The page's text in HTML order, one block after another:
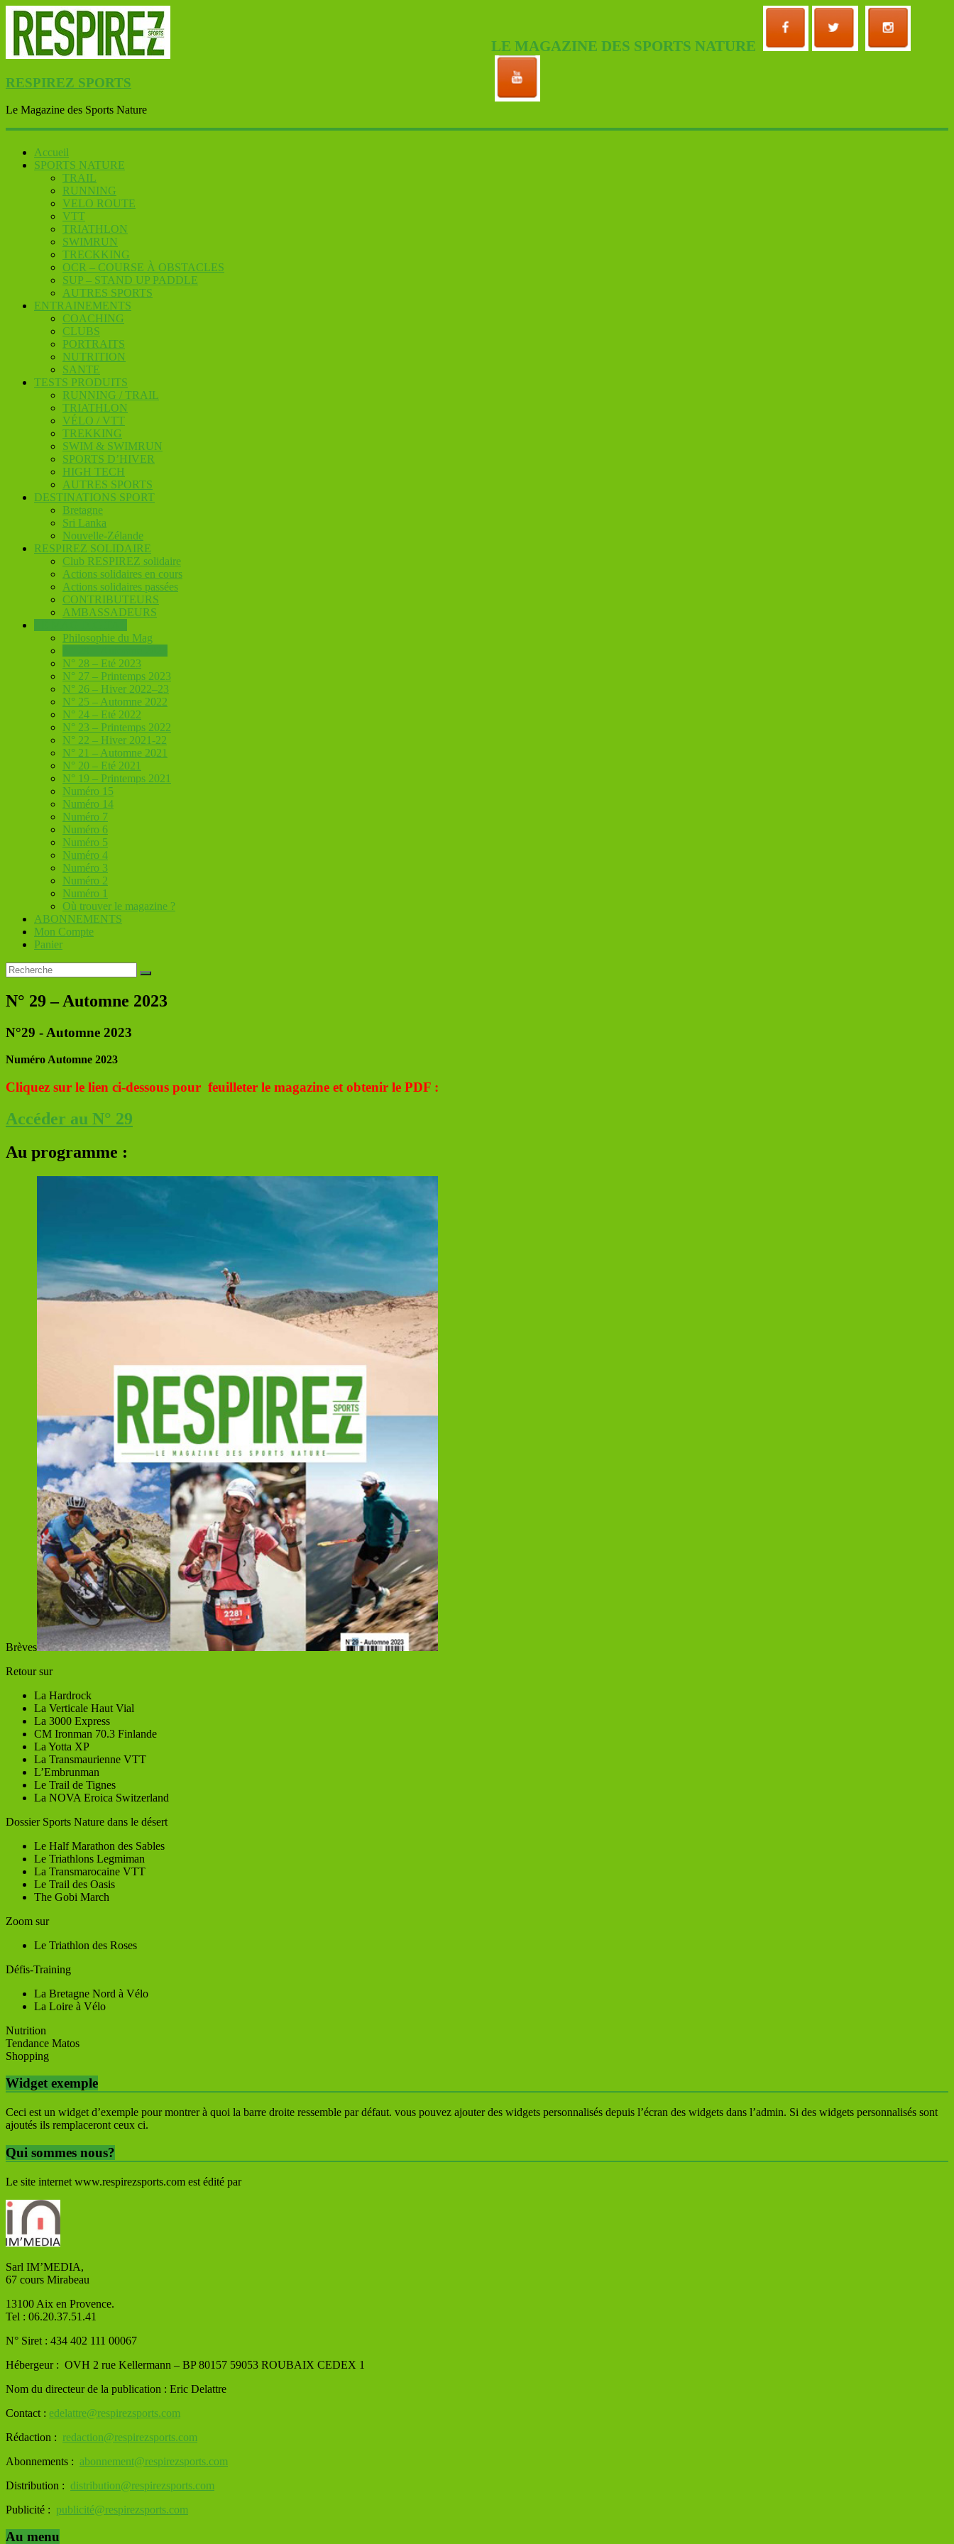
LE MAGAZINE DES SPORTS NATURE
RESPIREZ SPORTS
Le Magazine des Sports Nature
Accueil
SPORTS NATURE
TRAIL
RUNNING
VELO ROUTE
VTT
TRIATHLON
SWIMRUN
TRECKKING
OCR – COURSE À OBSTACLES
SUP – STAND UP PADDLE
AUTRES SPORTS
ENTRAINEMENTS
COACHING
CLUBS
PORTRAITS
NUTRITION
SANTE
TESTS PRODUITS
RUNNING / TRAIL
TRIATHLON
VÉLO / VTT
TREKKING
SWIM & SWIMRUN
SPORTS D’HIVER
HIGH TECH
AUTRES SPORTS
DESTINATIONS SPORT
Bretagne
Sri Lanka
Nouvelle-Zélande
RESPIREZ SOLIDAIRE
Club RESPIREZ solidaire
Actions solidaires en cours
Actions solidaires passées
CONTRIBUTEURS
AMBASSADEURS
Philosophie du Mag
N° 28 – Eté 2023
N° 27 – Printemps 2023
N° 26 – Hiver 2022–23
N° 25 – Automne 2022
N° 24 – Eté 2022
N° 23 – Printemps 2022
N° 22 – Hiver 2021-22
N° 21 – Automne 2021
N° 20 – Eté 2021
N° 19 – Printemps 2021
Numéro 15
Numéro 14
Numéro 7
Numéro 6
Numéro 5
Numéro 4
Numéro 3
Numéro 2
Numéro 1
Où trouver le magazine ?
ABONNEMENTS
Mon Compte
Panier
N° 29 – Automne 2023
N°29 - Automne 2023
Numéro Automne 2023
Cliquez sur le lien ci-dessous pour feuilleter le magazine et obtenir le PDF :
Accéder au N° 29
Au programme :
Brèves
Retour sur
La Hardrock
La Verticale Haut Vial
La 3000 Express
CM Ironman 70.3 Finlande
La Yotta XP
La Transmaurienne VTT
L’Embrunman
Le Trail de Tignes
La NOVA Eroica Switzerland
Dossier Sports Nature dans le désert
Le Half Marathon des Sables
Le Triathlons Legmiman
La Transmarocaine VTT
Le Trail des Oasis
The Gobi March
Zoom sur
Le Triathlon des Roses
Défis-Training
La Bretagne Nord à Vélo
La Loire à Vélo
Nutrition
Tendance Matos
Shopping
Widget exemple
Ceci est un widget d’exemple pour montrer à quoi la barre droite ressemble par défaut. vous pouvez ajouter des widgets personnalisés depuis l’écran des widgets dans l’admin. Si des widgets personnalisés sont
ajoutés ils remplaceront ceux ci.
Qui sommes nous?
Le site internet www.respirezsports.com est édité par
Sarl IM’MEDIA,
67 cours Mirabeau
13100 Aix en Provence.
Tel : 06.20.37.51.41
N° Siret : 434 402 111 00067
Hébergeur : OVH 2 rue Kellermann – BP 80157 59053 ROUBAIX CEDEX 1
Nom du directeur de la publication : Eric Delattre
Contact : edelattre@respirezsports.com
Rédaction : redaction@respirezsports.com
Abonnements : abonnement@respirezsports.com
Distribution : distribution@respirezsports.com
Publicité : publicité@respirezsports.com
Au menu